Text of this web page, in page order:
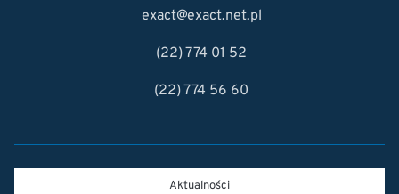
exact@exact.net.pl
(22) 774 01 52
(22) 774 56 60
Aktualności